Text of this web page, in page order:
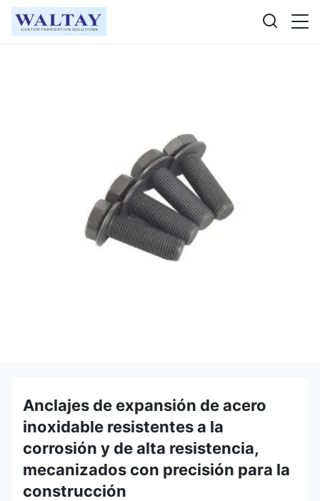
Anclajes de expansión de acero
inoxidable resistentes a la
corrosión y de alta resistencia,
mecanizados con precisión para la
construcción